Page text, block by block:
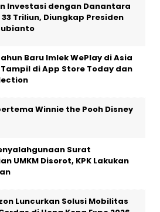
Investasi dengan Danantara
Triliun, Diungkap Presiden
Baru Imlek WePlay di Asia
di App Store Today dan
Winnie the Pooh Disney
Surat
UMKM Disorot, KPK Lakukan
Luncurkan Solusi Mobilitas